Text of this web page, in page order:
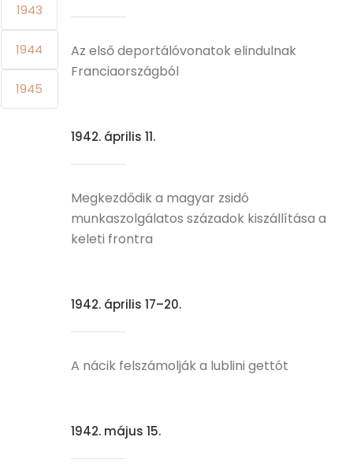
1943
1944
1945
Az első deportálóvonatok elindulnak
Franciaországból
1942. április 11.
Megkezdődik a magyar zsidó
munkaszolgálatos századok kiszállítása a
keleti frontra
1942. április 17–20.
A nácik felszámolják a lublini gettót
1942. május 15.